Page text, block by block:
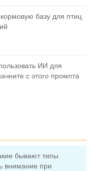
базу для птиц
ИИ для
с этого промпта
бывают типы
внимание при